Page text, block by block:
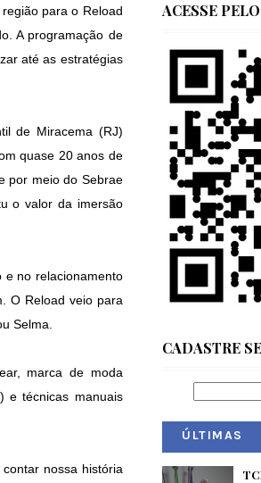
para o Reload
A programação de
até as estratégias
de Miracema (RJ)
quase 20 anos de
por meio do Sebrae
o valor da imersão
e no relacionamento
O Reload veio para
Selma.
marca de moda
e técnicas manuais
nossa história
ACESSE
CADASTRE
ÚLTIMAS